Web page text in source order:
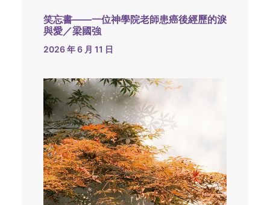
笑忘書——一位神學院老師患癌後經歷的淚
與愛／梁國強
2026 年 6 月 11 日